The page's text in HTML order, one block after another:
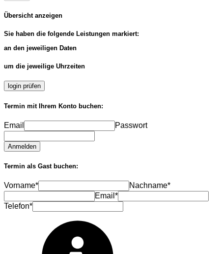
Übersicht anzeigen
Sie haben die folgende Leistungen markiert:
an den jeweiligen Daten
um die jeweilige Uhrzeiten
login prüfen
Termin mit Ihrem Konto buchen:
Email Passwort
Anmelden
Termin als Gast buchen:
Vorname*
Nachname*
Email*
Telefon*